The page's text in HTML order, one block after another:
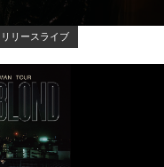
リースライブ